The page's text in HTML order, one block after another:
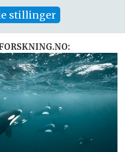
stillinger